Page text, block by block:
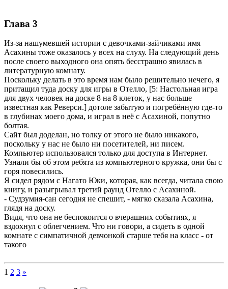
Глава 3
Из-за нашумевшей истории с девочками-зайчиками имя
Асахины тоже оказалось у всех на слуху. На следующий день
после своего выходного она опять бесстрашно явилась в
литературную комнату.
Поскольку делать в это время нам было решительно нечего, я
притащил туда доску для игры в Отелло, [5: Настольная игра
для двух человек на доске 8 на 8 клеток, у нас больше
известная как Реверси.] дотоле забытую и погребённую где-то
в глубинах моего дома, и играл в неё с Асахиной, попутно
болтая.
Сайт был доделан, но толку от этого не было никакого,
поскольку у нас не было ни посетителей, ни писем.
Компьютер использовался только для доступа в Интернет.
Узнали бы об этом ребята из компьютерного кружка, они бы с
горя повесились.
Я сидел рядом с Нагато Юки, которая, как всегда, читала свою
книгу, и разыгрывал третий раунд Отелло с Асахиной.
- Судзумия-сан сегодня не спешит, - мягко сказала Асахина,
глядя на доску.
Видя, что она не беспокоится о вчерашних событиях, я
вздохнул с облегчением. Что ни говори, а сидеть в одной
комнате с симпатичной девчонкой старше тебя на класс - от
такого
1 2 3 »